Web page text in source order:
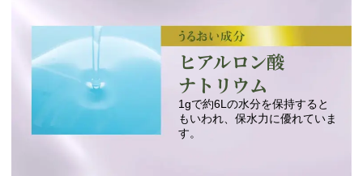
ヒアルロン酸
ナトリウム
1gで約6Lの水分を保持すると
もいわれ、保水力に優れていま
す。